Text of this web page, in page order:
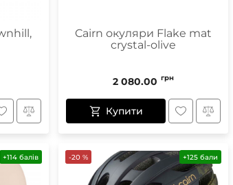
Cairn окуляри Flake mat
crystal-olive
2 080.00 грн
Купити
+114 балів -20 % +125 бали